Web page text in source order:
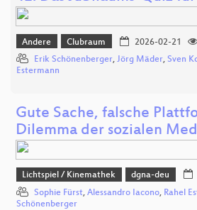
Andere Clubraum 2026-02-21
Erik Schönenberger, Jörg Mäder, Sven
Estermann
Gute Sache, falsche
Dilemma der sozialen
Lichtspiel / Kinemathek dgna-deu
Sophie Fürst, Alessandro Iacono, Rahel
Schönenberger